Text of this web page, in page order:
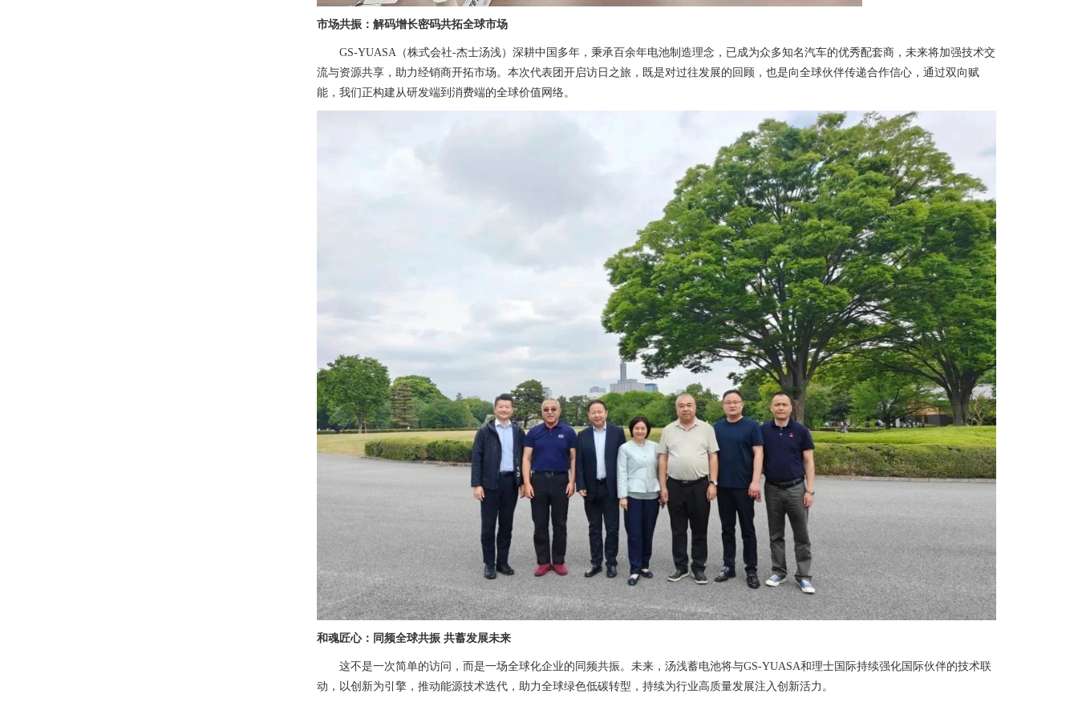
市场共振：解码增长密码共拓全球市场
GS-YUASA（株式会社-杰士汤浅）深耕中国多年，秉承百余年电池制造理念，已成为众多知名汽车的优秀配套商，未来将加强技术交
流与资源共享，助力经销商开拓市场。本次代表团开启访日之旅，既是对过往发展的回顾，也是向全球伙伴传递合作信心，通过双向赋
能，我们正构建从研发端到消费端的全球价值网络。
和魂匠心：同频全球共振 共蓄发展未来
这不是一次简单的访问，而是一场全球化企业的同频共振。未来，汤浅蓄电池将与GS-YUASA和理士国际持续强化国际伙伴的技术联
动，以创新为引擎，推动能源技术迭代，助力全球绿色低碳转型，持续为行业高质量发展注入创新活力。